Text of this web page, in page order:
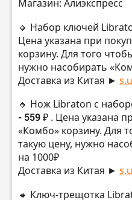
Магазин: Алиэкспресс
🔸 Набор ключей
Цена указана при
корзину. Для того
нужно насобирать
Доставка из Китая ►
🔸 Нож Libraton с
- 559 ₽ . Цена указана
«Комбо» корзину. Для
такую цену, нужно
на 1000₽
Доставка из Китая ►
🔸 Ключ-трещотка